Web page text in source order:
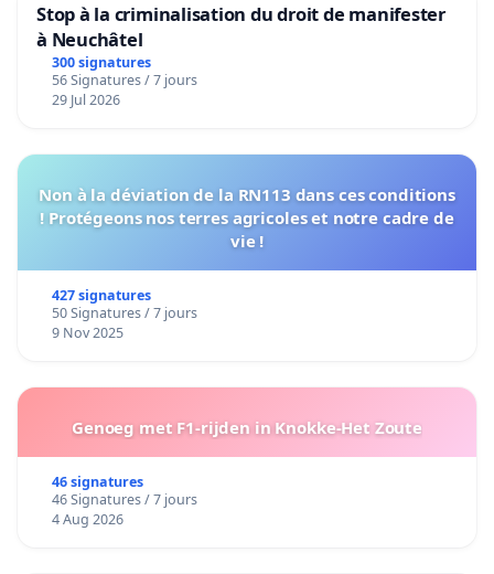
Stop à la criminalisation du droit de manifester
à Neuchâtel
300 signatures
56 Signatures / 7 jours
29 Jul 2026
Non à la déviation de la RN113 dans ces conditions
! Protégeons nos terres agricoles et notre cadre de
vie !
427 signatures
50 Signatures / 7 jours
9 Nov 2025
Genoeg met F1-rijden in Knokke-Het Zoute
46 signatures
46 Signatures / 7 jours
4 Aug 2026